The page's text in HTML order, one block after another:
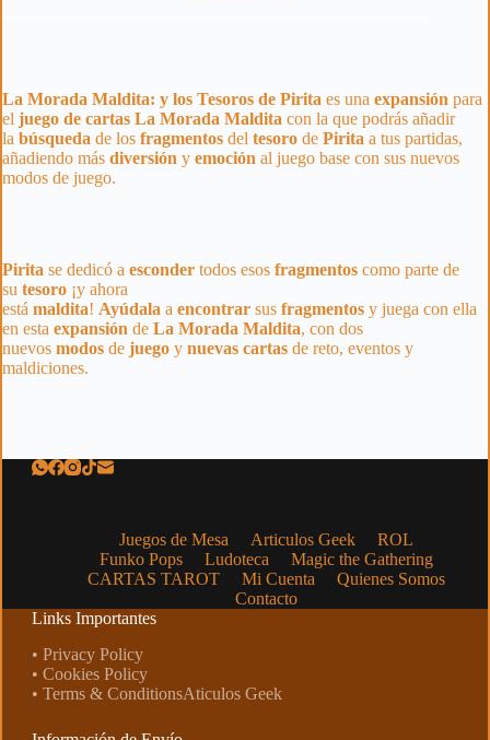
La Morada Maldita: y los Tesoros de Pirita es una expansión para
el juego de cartas La Morada Maldita con la que podrás añadir
la búsqueda de los fragmentos del tesoro de Pirita a tus partidas,
añadiendo más diversión y emoción al juego base con sus nuevos
modos de juego.
Pirita se dedicó a esconder todos esos fragmentos como parte de
su tesoro ¡y ahora
está maldita! Ayúdala a encontrar sus fragmentos y juega con ella
en esta expansión de La Morada Maldita, con dos
nuevos modos de juego y nuevas cartas de reto, eventos y
maldiciones.
Juegos de Mesa Articulos Geek
ROL
Funko Pops
Ludoteca
Magic the Gathering
CARTAS TAROT
Mi Cuenta
Quienes Somos
Contacto
Links Importantes
• Privacy Policy
• Cookies Policy
• Terms & ConditionsAticulos Geek